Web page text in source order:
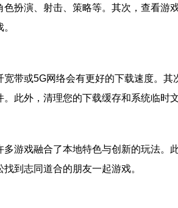
扮演、射击、策略等。其次，查看游
带或5G网络会有更好的下载速度。其
此外，清理您的下载缓存和系统临时
游戏融合了本地特色与创新的玩法。
到志同道合的朋友一起游戏。